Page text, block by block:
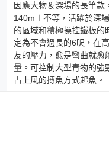
因應大物＆深場的長竿款
140m＋不等，活躍於深
的區域和積極操控鐵板的
定為不會過長的6呎，在
友的壓力，愈是彎曲就愈
量。可控制大型青物的強
占上風的搏魚方式起魚。